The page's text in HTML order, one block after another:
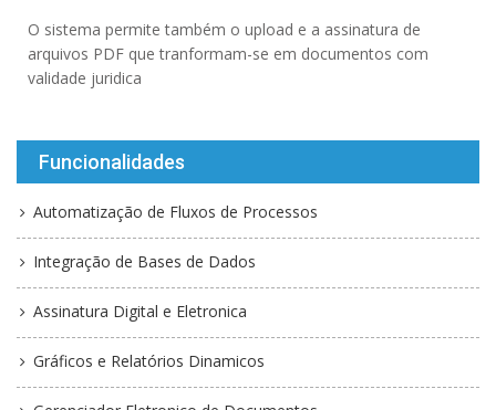
O sistema permite também o upload e a assinatura de
arquivos PDF que tranformam-se em documentos com
validade juridica
Funcionalidades
Automatização de Fluxos de Processos
Integração de Bases de Dados
Assinatura Digital e Eletronica
Gráficos e Relatórios Dinamicos